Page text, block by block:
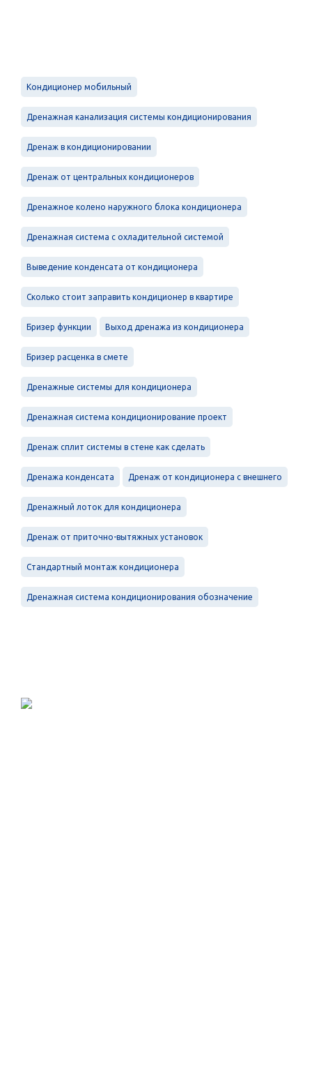
Кондиционер мобильный
Дренажная канализация системы кондиционирования
Дренаж в кондиционировании
Дренаж от центральных кондиционеров
Дренажное колено наружного блока кондиционера
Дренажная система с охладительной системой
Выведение конденсата от кондиционера
Сколько стоит заправить кондиционер в квартире
Бризер функции Выход дренажа из кондиционера
Бризер расценка в смете
Дренажные системы для кондиционера
Дренажная система кондиционирование проект
Дренаж сплит системы в стене как сделать
Дренажа конденсата Дренаж от кондиционера с внешнего
Дренажный лоток для кондиционера
Дренаж от приточно-вытяжных установок
Стандартный монтаж кондиционера
Дренажная система кондиционирования обозначение